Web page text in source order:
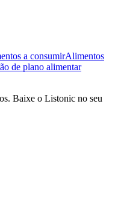
a consumirAlimentos
de plano alimentar
Baixe o Listonic no seu